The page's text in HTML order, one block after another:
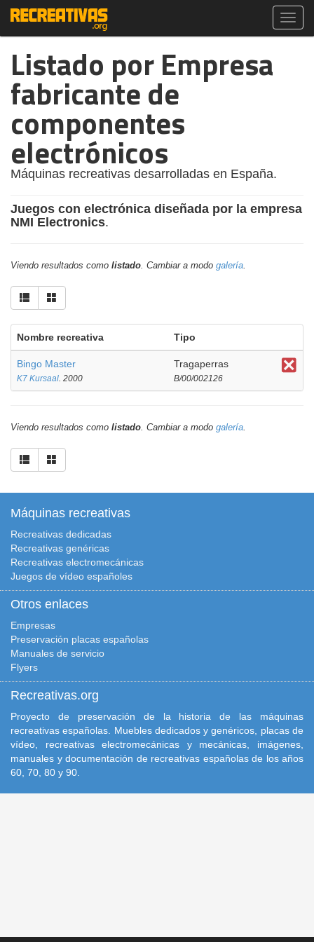
Listado por Empresa
fabricante de
componentes
electrónicos
Máquinas recreativas desarrolladas en España.
Juegos con electrónica diseñada por la empresa
NMI Electronics.
Viendo resultados como listado. Cambiar a modo galería.
Nombre recreativa Tipo
Bingo Master
K7 Kursaal. 2000
Tragaperras
B/00/002126
Viendo resultados como listado. Cambiar a modo galería.
Máquinas recreativas
Recreativas dedicadas
Recreativas genéricas
Recreativas electromecánicas
Juegos de vídeo españoles
Otros enlaces
Empresas
Preservación placas españolas
Manuales de servicio
Flyers
Recreativas.org
Proyecto de preservación de la historia de las máquinas
recreativas españolas. Muebles dedicados y genéricos, placas de
vídeo, recreativas electromecánicas y mecánicas, imágenes,
manuales y documentación de recreativas españolas de los años
60, 70, 80 y 90.